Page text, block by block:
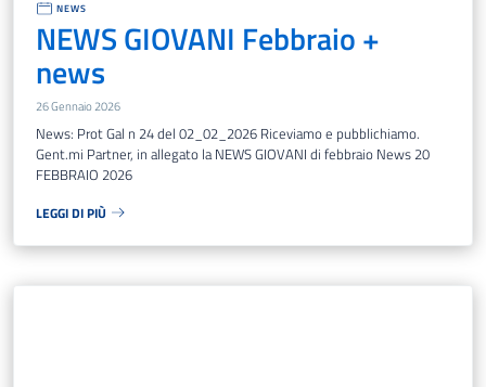
NEWS
NEWS GIOVANI Febbraio +
news
26 Gennaio 2026
News: Prot Gal n 24 del 02_02_2026 Riceviamo e pubblichiamo.
Gent.mi Partner, in allegato la NEWS GIOVANI di febbraio News 20
FEBBRAIO 2026
LEGGI DI PIÙ